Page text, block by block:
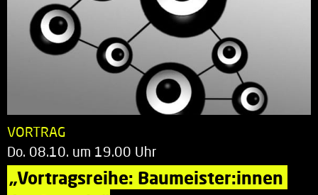
VORTRAG
Do. 08.10. um 19.00 Uhr
„Vortragsreihe: Baumeister:innen